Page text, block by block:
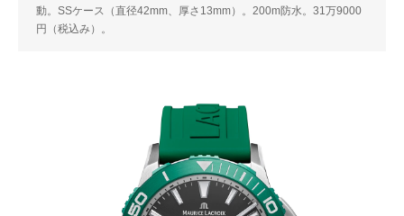
動。SSケース（直径42mm、厚さ13mm）。200m防水。31万9000
円（税込み）。